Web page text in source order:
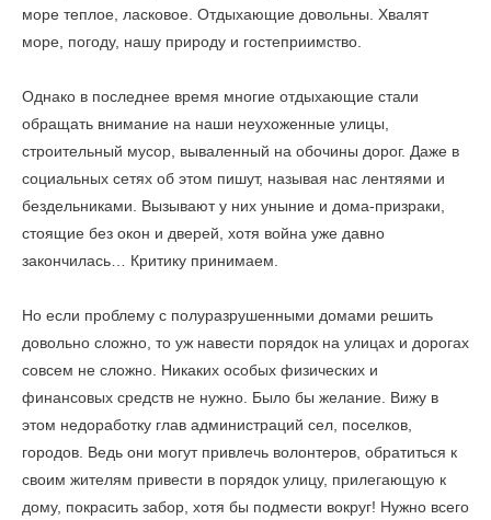
море теплое, ласковое. Отдыхающие довольны. Хвалят
море, погоду, нашу природу и гостеприимство.
Однако в последнее время многие отдыхающие стали
обращать внимание на наши неухоженные улицы,
строительный мусор, вываленный на обочины дорог. Даже в
социальных сетях об этом пишут, называя нас лентяями и
бездельниками. Вызывают у них уныние и дома-призраки,
стоящие без окон и дверей, хотя война уже давно
закончилась… Критику принимаем.
Но если проблему с полуразрушенными домами решить
довольно сложно, то уж навести порядок на улицах и дорогах
совсем не сложно. Никаких особых физических и
финансовых средств не нужно. Было бы желание. Вижу в
этом недоработку глав администраций сел, поселков,
городов. Ведь они могут привлечь волонтеров, обратиться к
своим жителям привести в порядок улицу, прилегающую к
дому, покрасить забор, хотя бы подмести вокруг! Нужно всего